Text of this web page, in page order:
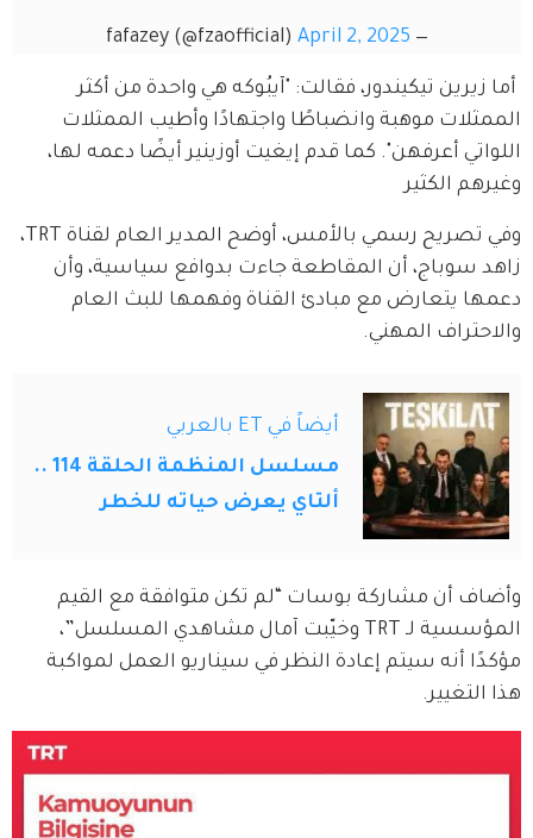
— fafazey (@fzaofficial)
April 2, 2025
أما زيرين تيكيندور، فقالت: "آيبُوكه هي واحدة من أكثر
الممثلات موهبة وانضباطًا واجتهادًا وأطيب الممثلات
اللواتي أعرفهن". كما قدم إيغيت أوزينير أيضًا دعمه لها،
وغيرهم الكثير
وفي تصريح رسمي بالأمس، أوضح المدير العام لقناة TRT،
زاهد سوباج، أن المقاطعة جاءت بدوافع سياسية، وأن
دعمها يتعارض مع مبادئ القناة وفهمها للبث العام
والاحتراف المهني.
أيضاً في ET بالعربي
مسلسل المنظمة الحلقة 114 ..
ألتاي يعرض حياته للخطر
وأضاف أن مشاركة بوسات “لم تكن متوافقة مع القيم
المؤسسية لـ TRT وخيّبت آمال مشاهدي المسلسل”،
مؤكدًا أنه سيتم إعادة النظر في سيناريو العمل لمواكبة
هذا التغيير.